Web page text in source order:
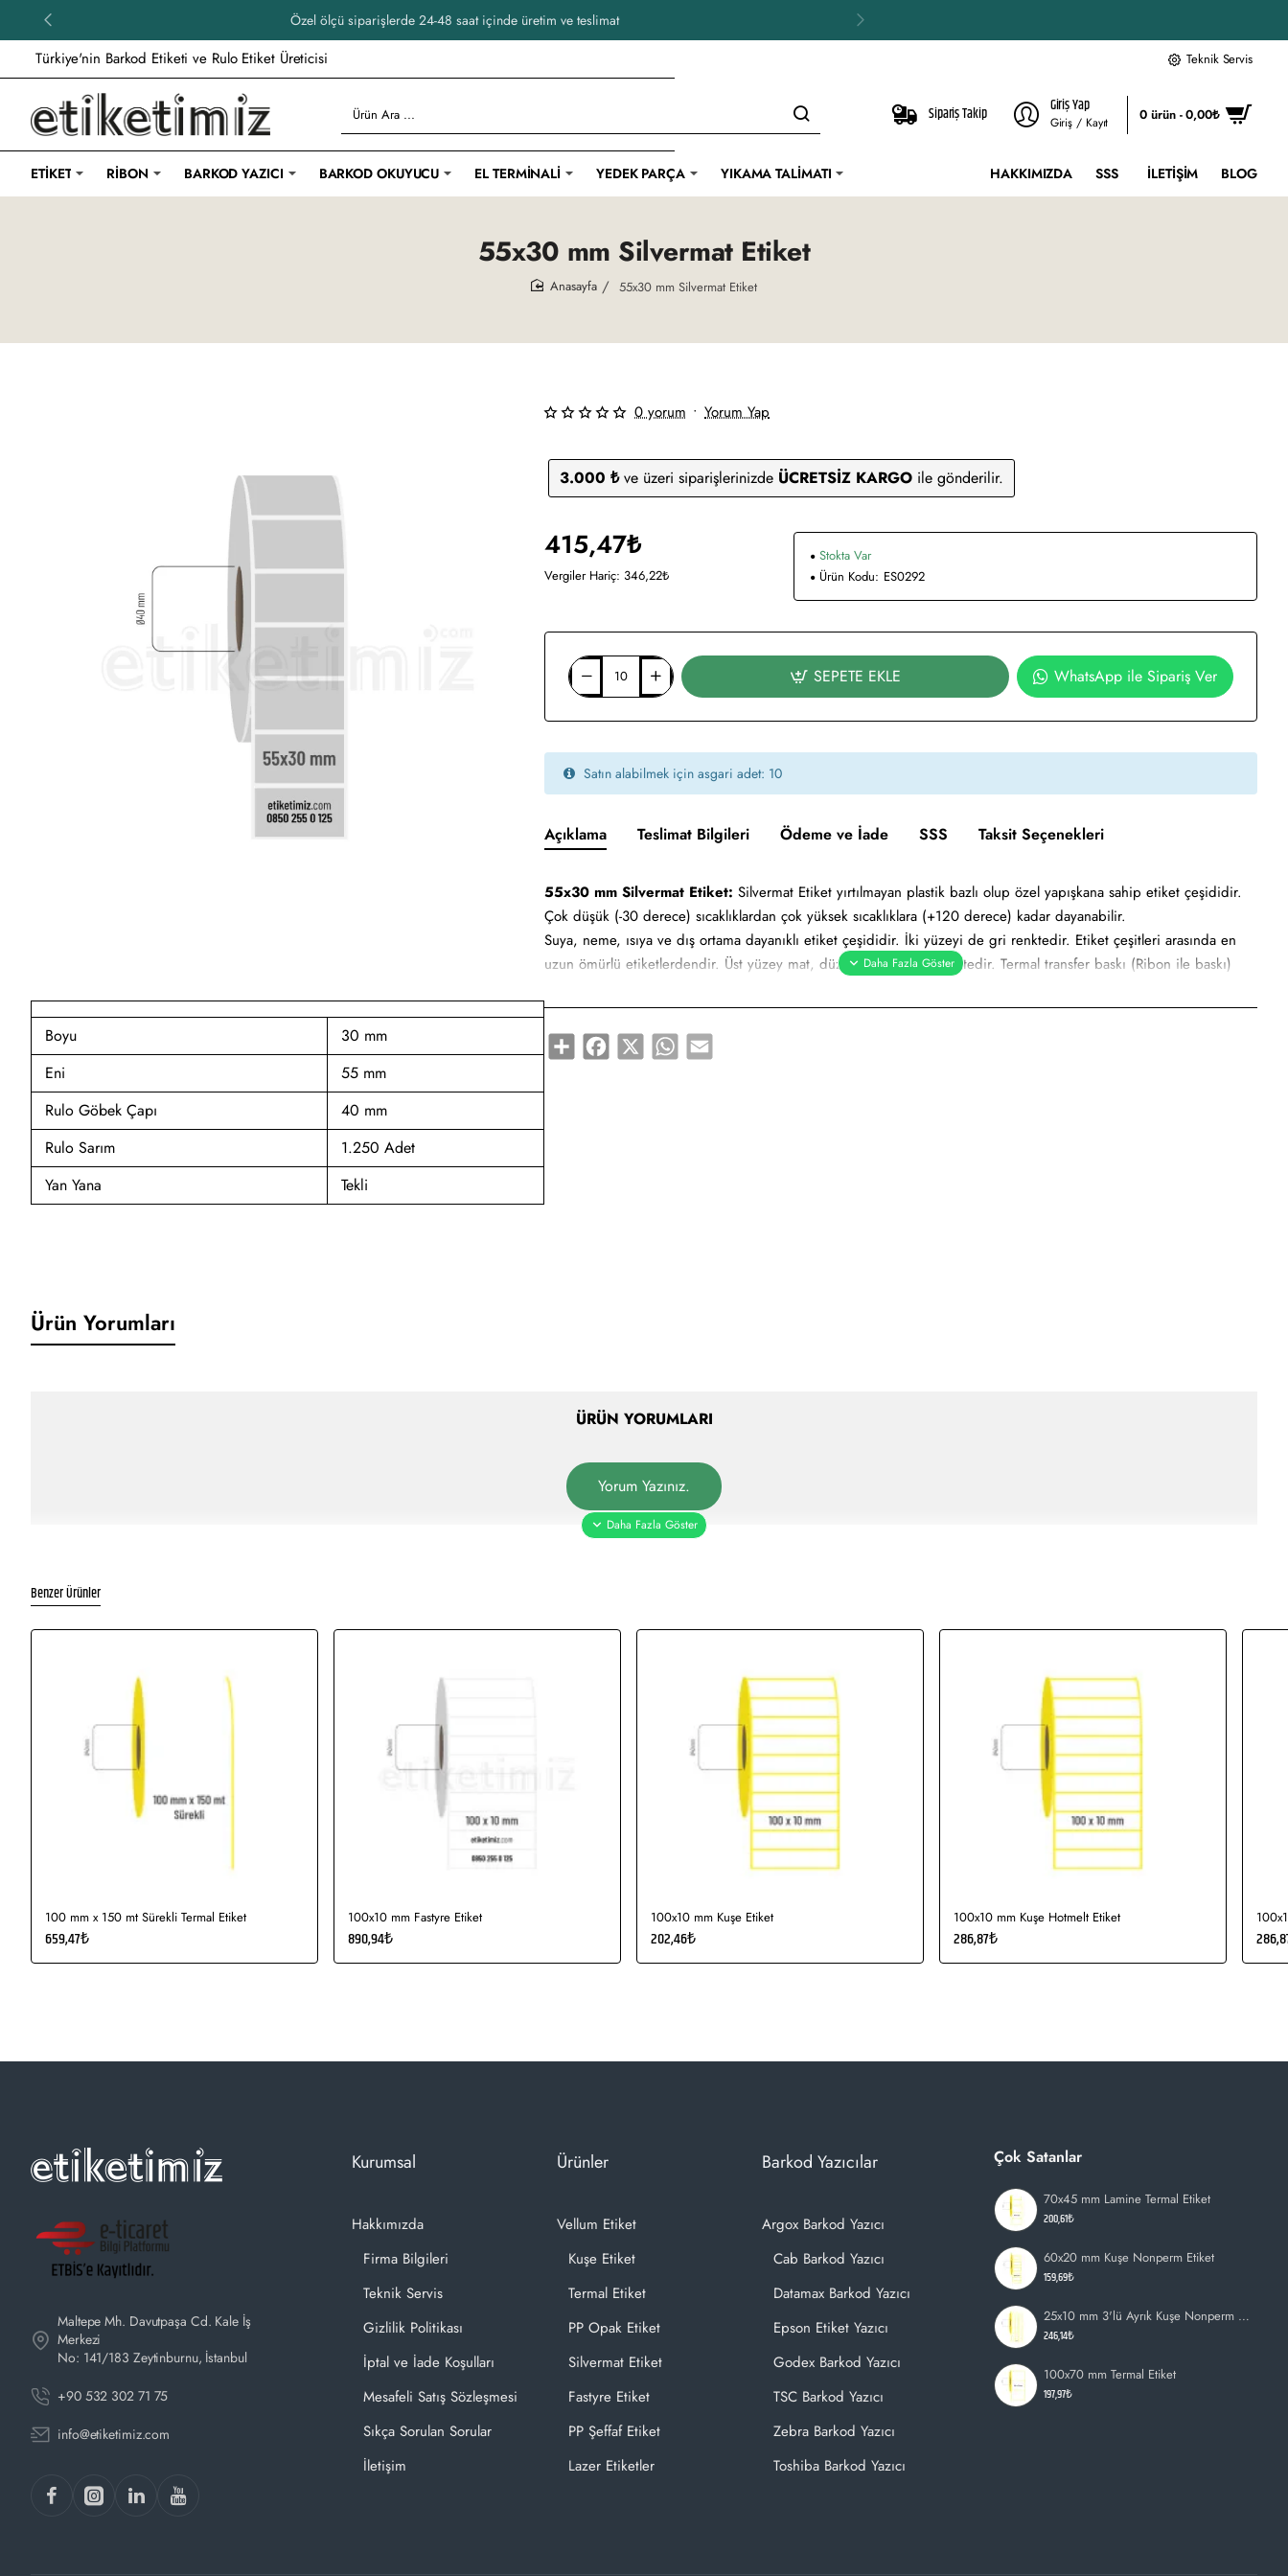
Özel ölçü siparişlerde 24-48 saat içinde üretim ve teslimat
Türkiye'nin Barkod Etiketi ve Rulo Etiket Üreticisi Teknik Servis
Ürün
Ara
...
Sipariş Takip Giriş Yap
Giriş / Kayıt 0 ürün - 0,00₺
ETIKET RIBON BARKOD YAZICI BARKOD OKUYUCU EL TERMINALI YEDEK PARÇA YIKAMA TALIMATI HAKKIMIZDA SSS İLETIŞIM BLOG
55x30 mm Silvermat Etiket
55x30 mm Silvermat Etiket
Boyu
30 mm
Eni
55 mm
Rulo Göbek Çapı
40 mm
Rulo Sarım
1.250 Adet
Yan Yana
Tekli
3.000 ₺ve üzeri siparişlerinizde ÜCRETSİZ KARGOile gönderilir.
0 yorum • Yorum Yap
415,47₺
Vergiler Hariç: 346,22₺
Stokta Var
Ürün Kodu: ES0292
SEPETE EKLE WhatsApp ile Sipariş Ver
Satın alabilmek için asgari adet: 10
Açıklama Teslimat Bilgileri Ödeme ve İade SSS Taksit Seçenekleri
55x30 mm Silvermat Etiket: Silvermat Etiket yırtılmayan plastik bazlı olup özel yapışkana sahip etiket çeşididir.
Çok düşük (-30 derece) sıcaklıklardan çok yüksek sıcaklıklara (+120 derece) kadar dayanabilir.
Suya, neme, ısıya ve dış ortama dayanıklı etiket çeşididir. İki yüzeyi de gri renktedir. Etiket çeşitleri arasında en
uzun ömürlü etiketlerdendir. Üst yüzey mat, düz ve gri metalik renktedir. Termal transfer baskı (Ribon ile baskı)
olarak adlandırılabilir.
Yapışkan Türleri:Standart (Çok kuvvetli), Metalize
Share Facebook
X WhatsApp
Email
Ürün Yorumları
ÜRÜN YORUMLARI
Yorum Yazınız.
Benzer Ürünler
100 mm x 150 mt Sürekli Termal Etiket
659,47₺
100x10 mm Fastyre Etiket
890,94₺
100x10 mm Kuşe Etiket
202,46₺
100x10 mm Kuşe Hotmelt Etiket
286,87₺
Maltepe Mh. Davutpaşa Cd. Kale İş
Merkezi
No: 141/183 Zeytinburnu, İstanbul
+90 532 302 71 75
info@etiketimiz.com
Kurumsal
Hakkımızda
Firma Bilgileri
Teknik Servis
Gizlilik Politikası
İptal ve İade Koşulları
Mesafeli Satış Sözleşmesi
Sıkça Sorulan Sorular
İletişim
Ürünler
Vellum Etiket
Kuşe Etiket
Termal Etiket
PP Opak Etiket
Silvermat Etiket
Fastyre Etiket
PP Şeffaf Etiket
Lazer Etiketler
Barkod Yazıcılar
Argox Barkod Yazıcı
Cab Barkod Yazıcı
Datamax Barkod Yazıcı
Epson Etiket Yazıcı
Godex Barkod Yazıcı
TSC Barkod Yazıcı
Zebra Barkod Yazıcı
Toshiba Barkod Yazıcı
Çok Satanlar
70x45 mm Lamine Termal Etiket
200,61₺
60x20 mm Kuşe Nonperm Etiket
159,69₺
25x10 mm 3'lü Ayrık Kuşe Nonperm Etiket
246,14₺
100x70 mm Termal Etiket
197,97₺